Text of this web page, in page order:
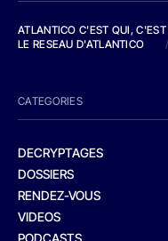
ATLANTICO C'EST QUI,
LE RESEAU D'ATLANTICO
/
CATEGORIES
DECRYPTAGES
DOSSIERS
RENDEZ-VOUS
VIDEOS
PODCASTS